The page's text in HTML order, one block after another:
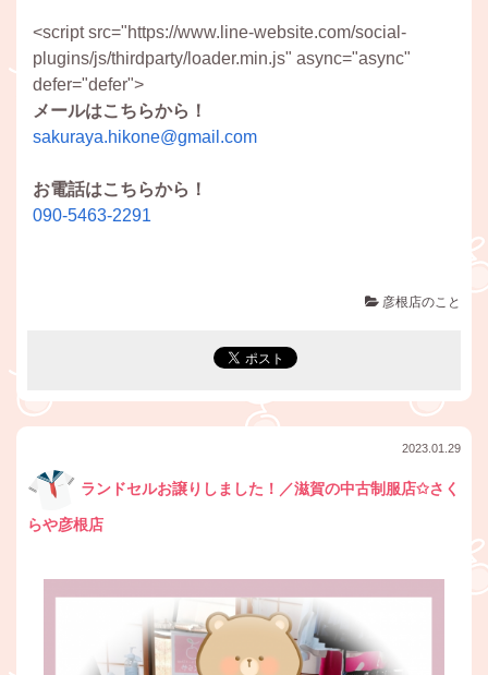
<script src="https://www.line-website.com/social-
plugins/js/thirdparty/loader.min.js" async="async"
defer="defer">
メールはこちらから！
sakuraya.hikone@gmail.com
お電話はこちらから！
090-5463-2291
彦根店のこと
2023.01.29
ランドセルお譲りしました！／滋賀の中古制服店✩さく
らや彦根店